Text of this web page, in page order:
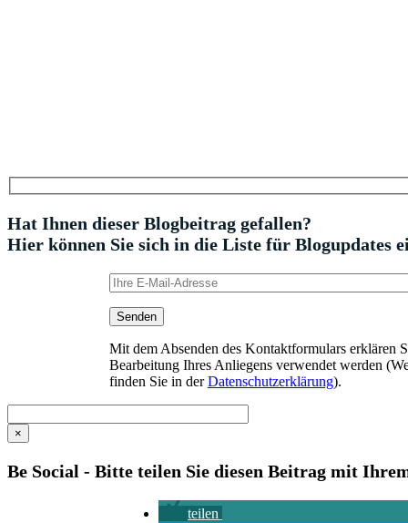
Hat Ihnen dieser Blogbeitrag gefallen?
Hier können Sie sich in die Liste für Blogupdates
Mit dem Absenden des Kontaktformulars erklären
Bearbeitung Ihres Anliegens verwendet werden
finden Sie in derDatenschutzerklärung).
×
Be Social - Bitte teilen Sie diesen Beitrag mit
teilen